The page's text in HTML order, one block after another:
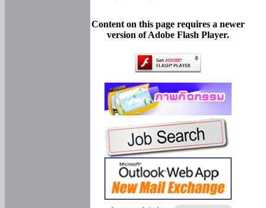
Content on this page requires a newer
version of Adobe Flash Player.